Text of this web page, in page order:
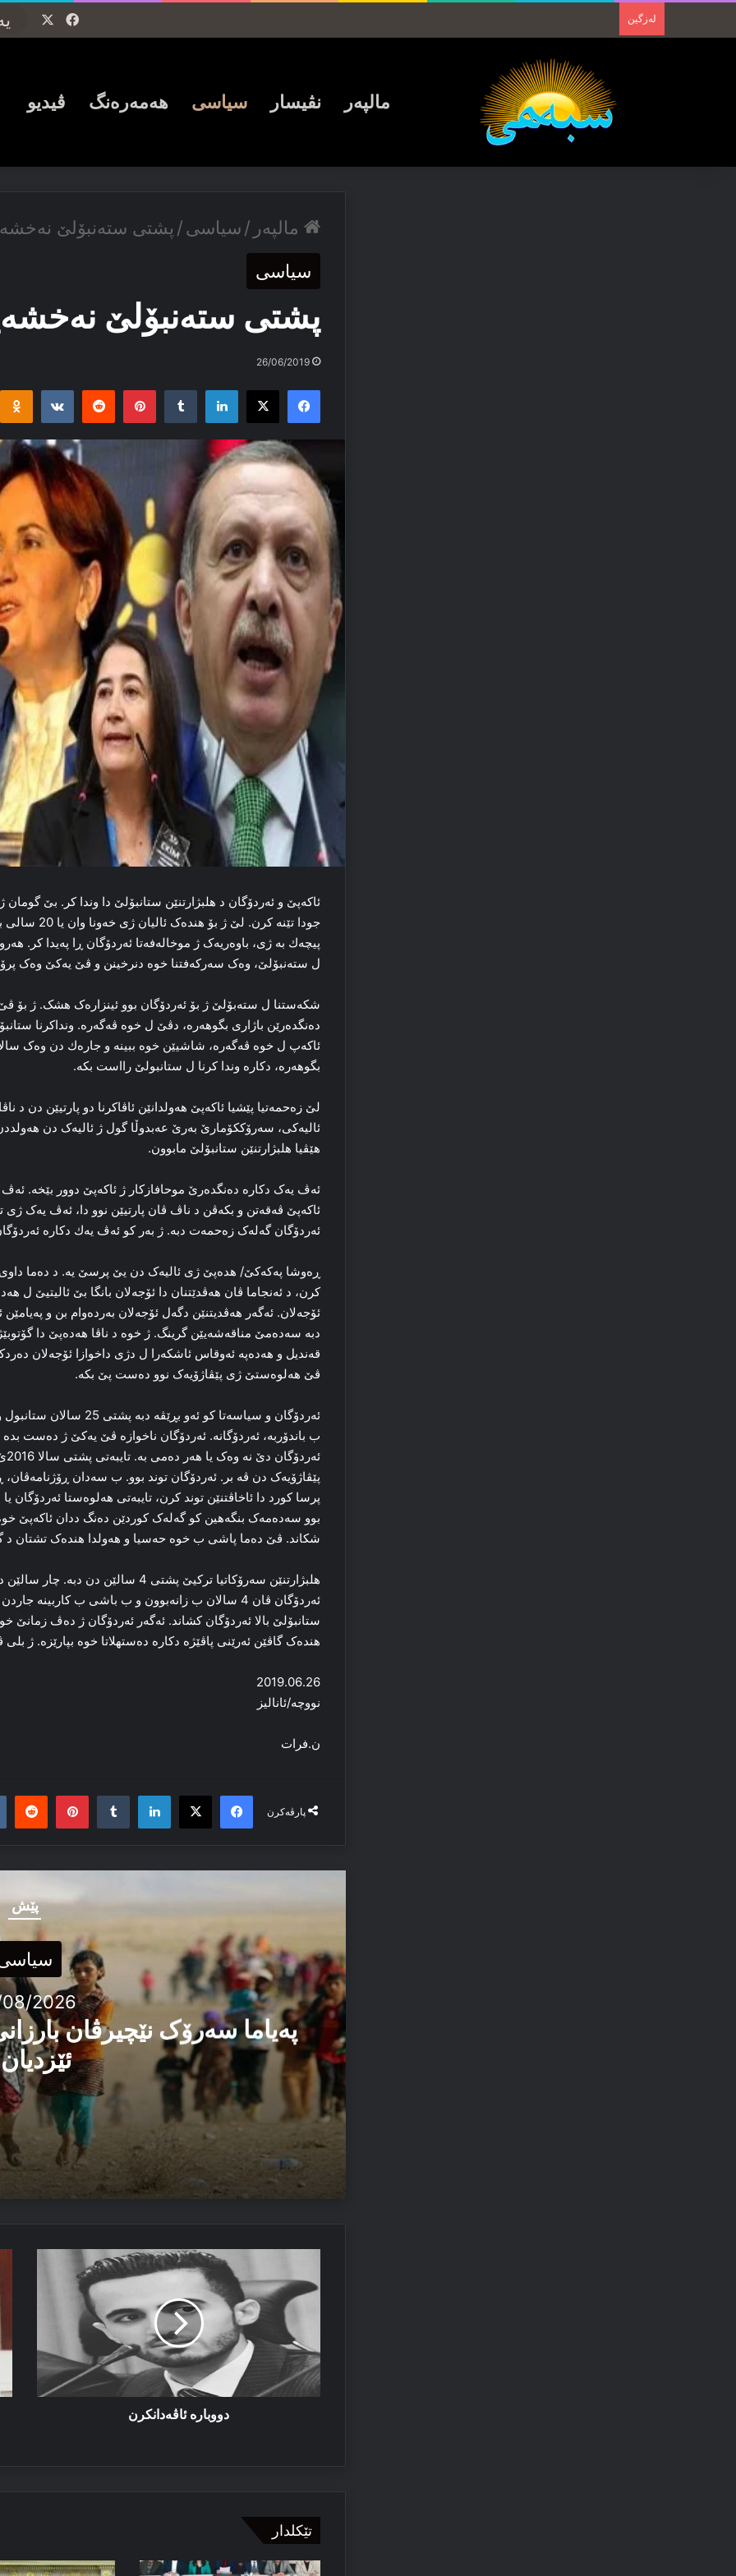
لەزگین Facebook
مالپەر نڤیسار سیاسی ھەمەرەنگ ڤیدیو
مالپەر /سیاسی/ پشتی ستەنبۆلێ
سیاسی
پشتی ستەنبۆلێ
26/06/2019
Facebook
X
LinkedIn
Tumblr
Pinterest
Reddit
ئاکەپێ و ئه‌ردۆگان د هلبژارتنێن ستانبۆلێ دا وندا کر. بێ گومان
جودا تێنه‌
پیچەك بە ژی، باوه‌ریه‌ک ژ موخاله‌فه‌تا ئه‌ردۆگان ڕا په‌یدا کر.
ل ستەنبۆلێ، وه‌ک سه‌رکه‌فتنا خوه‌ دنرخینن و ڤێ یه‌کێ وه‌ک
شكەستنا ل ستەبۆلێ ژ بۆ ئەردۆگان بوو ئینزاره‌ک هشک. ژ بۆ
ده‌نگده‌رێن باژاری بگوهه‌رە، دڤێ ل خوه‌ ڤه‌گه‌ره‌. ونداکرنا
بگوهه‌رە، دکاره‌ وندا کرنا ل ستانبولێ رااست بکه‌.
لێ زه‌حمه‌تیا پێشیا ئاکەپێ هه‌ولدانێن ئاڤاکرنا دو پارتیێن دن د
ئالیه‌کی، سه‌رۆککۆمارێ به‌رێ عەبدوڵا گول ژ ئالیه‌ک دن
هێڤیا هلبژارتنێن ستانبۆلێ مابوون.
ئه‌ڤ یه‌ک دکاره‌ ده‌نگده‌رێ موحافازکار ژ ئاکەپێ دوور بێخە. ئه‌ڤ
ئاکەپێ ڤه‌قه‌تن و بکه‌ڤن د ناڤ ڤان پارتیێن نوو دا، ئه‌ڤ یه‌ک ژی
ئه‌ردۆگان گه‌له‌ک زه‌حمه‌ت دبه‌. ژ به‌ر کو ئه‌ڤ یەك دکاره‌
ڕه‌وشا پەکەکێ/ هدەپێ ژی ئالیه‌ک دن یێ پرسێ یه‌. د ده‌ما داوی
كرن، د ئه‌نجاما ڤان هه‌ڤدێتنان دا ئۆجەلان بانگا بێ ئالیتیێ ل
ئۆجەلان. ئه‌گه‌ر هه‌ڤدیتنێن دگه‌ل ئۆجەلان به‌رده‌وام بن و
دبه‌ سه‌ده‌مێ مناقه‌شه‌یێن گرینگ. ژ خوه‌ د ناڤا هەدەپێ دا
قه‌ندیل و هەدەپە ئه‌وقاس ئاشکه‌را ل دژی داخوازا ئۆجەلان
ڤێ ھەلوەستێ ژی پێڤاژۆیه‌ک نوو ده‌ست پێ بکه‌.
ئه‌ردۆگان و سیاسه‌تا کو
ب باندۆربە، ئه‌ردۆگانه‌. ئه‌ردۆگان ناخوازه‌ ڤێ یه‌کێ ژ ده‌ست بده‌
پێڤاژۆیه‌ک دن ڤه‌ بر. ئه‌ردۆگان توند بوو. ب سه‌دان
پرسا کورد دا ئاخاڤتنێن توند کرن، تایبه‌تی هه‌لوه‌ستا ئه‌ردۆگان
بوو سه‌ده‌مه‌ک بنگه‌هین كو گه‌له‌ک کوردێن ده‌نگ ددان ئاکەپێ
شکاند. ڤێ ده‌ما پاشی ب خوه‌ حه‌سیا و هه‌ولدا هنده‌ک تشتان د
هلبژارتنێن سه‌رۆکاتیا ترکیێ پشتی 4
ئه‌ردۆگان ڤان 4 سالان ب زانه‌بوون و ب باشی ب
ستانبۆلێ بالا ئه‌ردۆگان کشاند. ئه‌گه‌ر ئه‌ردۆگان ژ ده‌ڤ زمانێ
هنده‌ک گاڤێن ئه‌رێنی پاڤێژه‌ دکاره‌ ده‌ستهلاتا خوه‌ بپارێزه‌. ژ
2019.06.26
نووچه‌/ئانالیز
ن.فرات
پارڤەکرن
Facebook
X
LinkedIn
Tumblr
پێش
2026
پەیاما سەرۆک نێچیرڤان
03/08/2026
پەیاما سەرۆک نێچیرڤان بارزانی د سالڤەگەرا
دوهی ل دیاربەکر و ئیرۆ ل بسملدووبارە
دووبارە ئاڤەدانكرن
تێکلدار